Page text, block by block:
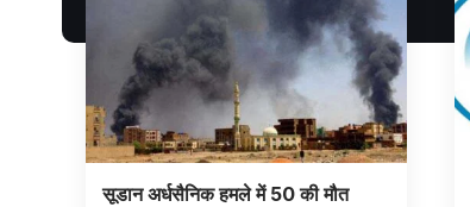
सूडान अर्धसैनिक हमले में 50 की मौत